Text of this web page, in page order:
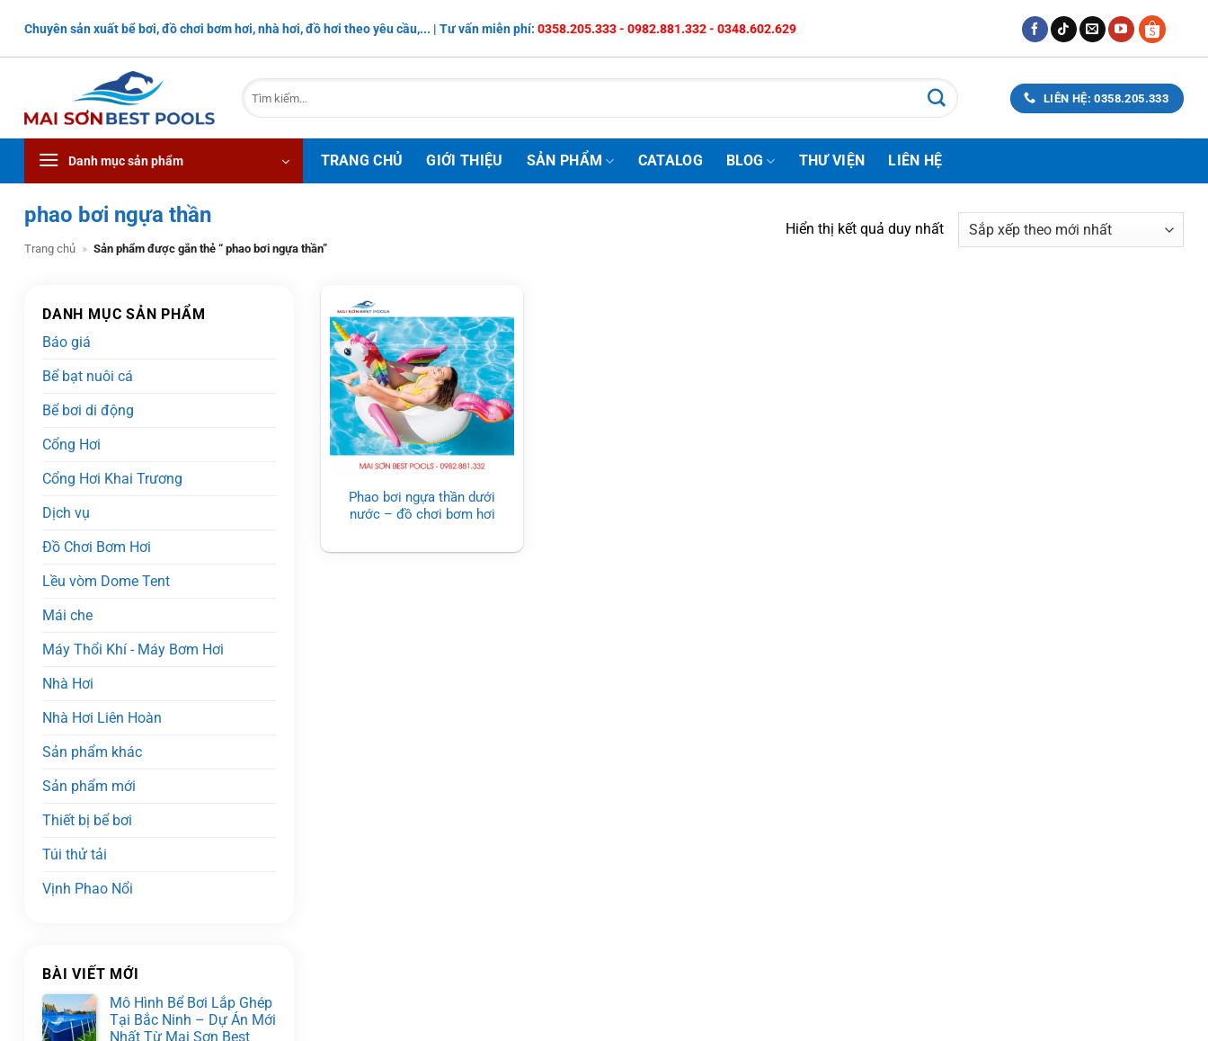
nội
Chuyên sản xuất bể bơi, đồ chơi bơm hơi, nhà hơi, đồ hơi theo yêu cầu,... | Tư vấn miễn phí: 0358.205.333 - 0982.881.332 - 0348.602.629
Tìm
kiếm:
LIÊN HỆ: 0358.205.333
Danh mục sản phẩm TRANG CHỦ GIỚI THIỆU SẢN PHẨM CATALOG BLOG THƯ VIỆN LIÊN HỆ
phao bơi ngựa thần
Trang chủ » Sản phẩm được gắn thẻ “ phao bơi ngựa thần”
Hiển thị kết quả duy nhất
DANH MỤC SẢN PHẨM
Báo giá
Bể bạt nuôi cá
Bể bơi di động
Cổng Hơi
Cổng Hơi Khai Trương
Dịch vụ
Đồ Chơi Bơm Hơi
Lều vòm Dome Tent
Mái che
Máy Thổi Khí - Máy Bơm Hơi
Nhà Hơi
Nhà Hơi Liên Hoàn
Sản phẩm khác
Sản phẩm mới
Thiết bị bể bơi
Túi thử tải
Vịnh Phao Nổi
BÀI VIẾT MỚI
Mô Hình Bể Bơi Lắp Ghép
Tại Bắc Ninh – Dự Án Mới
Nhất Từ Mai Sơn Best
Phao bơi ngựa thần dưới
nước – đồ chơi bơm hơi